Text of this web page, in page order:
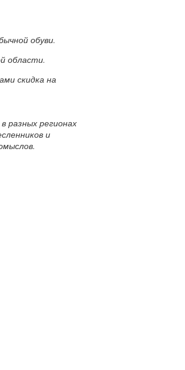
обуви.
области.
скидка на
разных регионах
и